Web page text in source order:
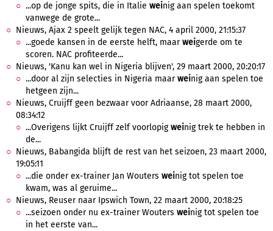
...op de jonge spits, die in Italie weinig aan spelen toekomt
vanwege de grote...
Nieuws, Ajax 2 speelt gelijk tegen NAC, 4 april 2000, 21:15:37
...goede kansen in de eerste helft, maarweigerde om te
scoren. NAC profiteerde...
Nieuws, 'Kanu kan wel in Nigeria blijven', 29 maart 2000, 20:20:17
...door al zijn selecties in Nigeria maarweinig aan spelen toe
hetgeen zijn...
Nieuws, Cruijff geen bezwaar voor Adriaanse, 28 maart 2000,
08:34:12
...Overigens lijkt Cruijff zelf voorlopigweinig trek te hebben in
de...
Nieuws, Babangida blijft de rest van het seizoen, 23 maart 2000,
19:05:11
...die onder ex-trainer Jan Wouters weinig tot spelen toe
kwam, was al geruime...
Nieuws, Reuser naar Ipswich Town, 22 maart 2000, 20:18:25
...seizoen onder nu ex-trainer Wouters weinig tot spelen toe
in het eerste van...